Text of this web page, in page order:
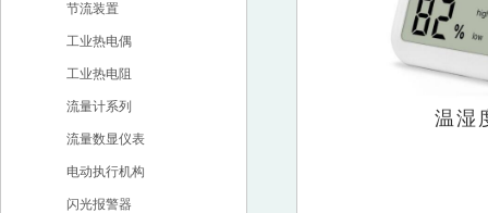
节流装置
工业热电偶
工业热电阻
流量计系列
流量数显仪表
电动执行机构
闪光报警器
温湿